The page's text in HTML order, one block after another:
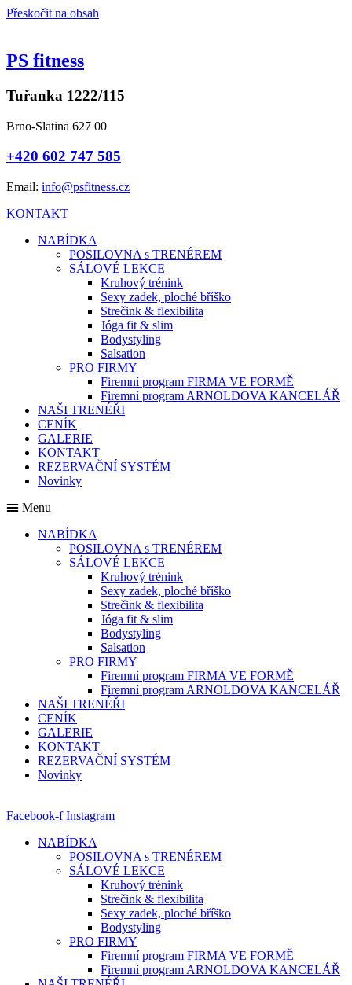
Přeskočit na obsah
PS fitness
Tuřanka 1222/115
Brno-Slatina 627 00
+420 602 747 585
Email: info@psfitness.cz
KONTAKT
NABÍDKA
POSILOVNA s TRENÉREM
SÁLOVÉ LEKCE
Kruhový trénink
Sexy zadek, ploché bříško
Strečink & flexibilita
Jóga fit & slim
Bodystyling
Salsation
PRO FIRMY
Firemní program FIRMA VE FORMĚ
Firemní program ARNOLDOVA KANCELÁŘ
NAŠI TRENÉŘI
CENÍK
GALERIE
KONTAKT
REZERVAČNÍ SYSTÉM
Novinky
Menu
NABÍDKA
POSILOVNA s TRENÉREM
SÁLOVÉ LEKCE
Kruhový trénink
Sexy zadek, ploché bříško
Strečink & flexibilita
Jóga fit & slim
Bodystyling
Salsation
PRO FIRMY
Firemní program FIRMA VE FORMĚ
Firemní program ARNOLDOVA KANCELÁŘ
NAŠI TRENÉŘI
CENÍK
GALERIE
KONTAKT
REZERVAČNÍ SYSTÉM
Novinky
Facebook-f Instagram
NABÍDKA
POSILOVNA s TRENÉREM
SÁLOVÉ LEKCE
Kruhový trénink
Strečink & flexibilita
Sexy zadek, ploché bříško
Bodystyling
PRO FIRMY
Firemní program FIRMA VE FORMĚ
Firemní program ARNOLDOVA KANCELÁŘ